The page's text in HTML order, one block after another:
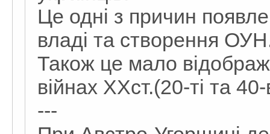
Це одні з причин
владі та створення
Також це мало
війнах ХХст.(20-ті та 40-
---